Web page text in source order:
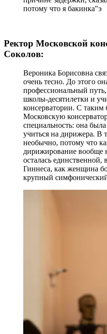
потому что я бакинка"э
Ректор Московской
Соколов:
Вероника Борисовна
очень тесно. До этого
профессиональный
школы-десятилетки и
консерватории. С таким
Московскую
специальность: она
учиться на дирижера. В
необычно, потому что
дирижирование вообще
осталась
Гиннеса, как женщина
крупный